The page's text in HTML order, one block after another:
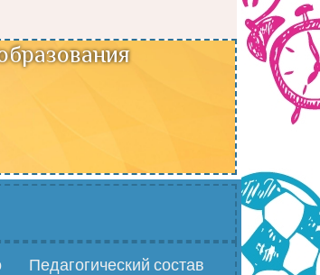
Педагогический состав